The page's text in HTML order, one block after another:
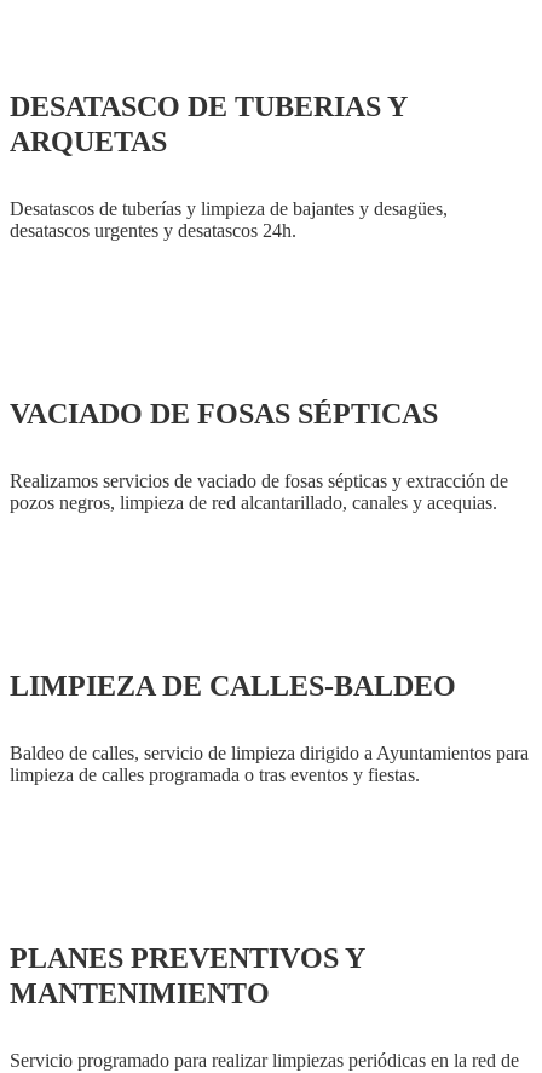
DESATASCO DE TUBERIAS Y
ARQUETAS
Desatascos de tuberías y limpieza de bajantes y desagües,
desatascos urgentes y desatascos 24h.
VACIADO DE FOSAS SÉPTICAS
Realizamos servicios de vaciado de fosas sépticas y extracción de
pozos negros, limpieza de red alcantarillado, canales y acequias.
LIMPIEZA DE CALLES-BALDEO
Baldeo de calles, servicio de limpieza dirigido a Ayuntamientos para
limpieza de calles programada o tras eventos y fiestas.
PLANES PREVENTIVOS Y
MANTENIMIENTO
Servicio programado para realizar limpiezas periódicas en la red de